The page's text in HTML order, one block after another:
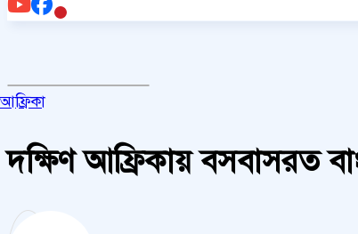
আফ্রিকা
দক্ষিণ আফ্রিকায় বসবাসরত